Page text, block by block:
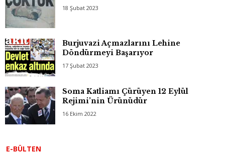
18 Şubat 2023
Burjuvazi Açmazlarını Lehine
Döndürmeyi Başarıyor
17 Şubat 2023
Soma Katliamı Çürüyen 12 Eylül
Rejimi’nin Ürünüdür
16 Ekim 2022
E-BÜLTEN